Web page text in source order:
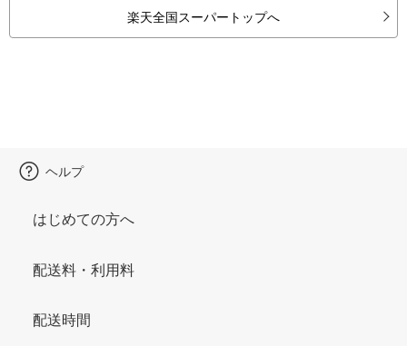
楽天全国スーパートップへ
ヘルプ
はじめての方へ
配送料・利用料
配送時間